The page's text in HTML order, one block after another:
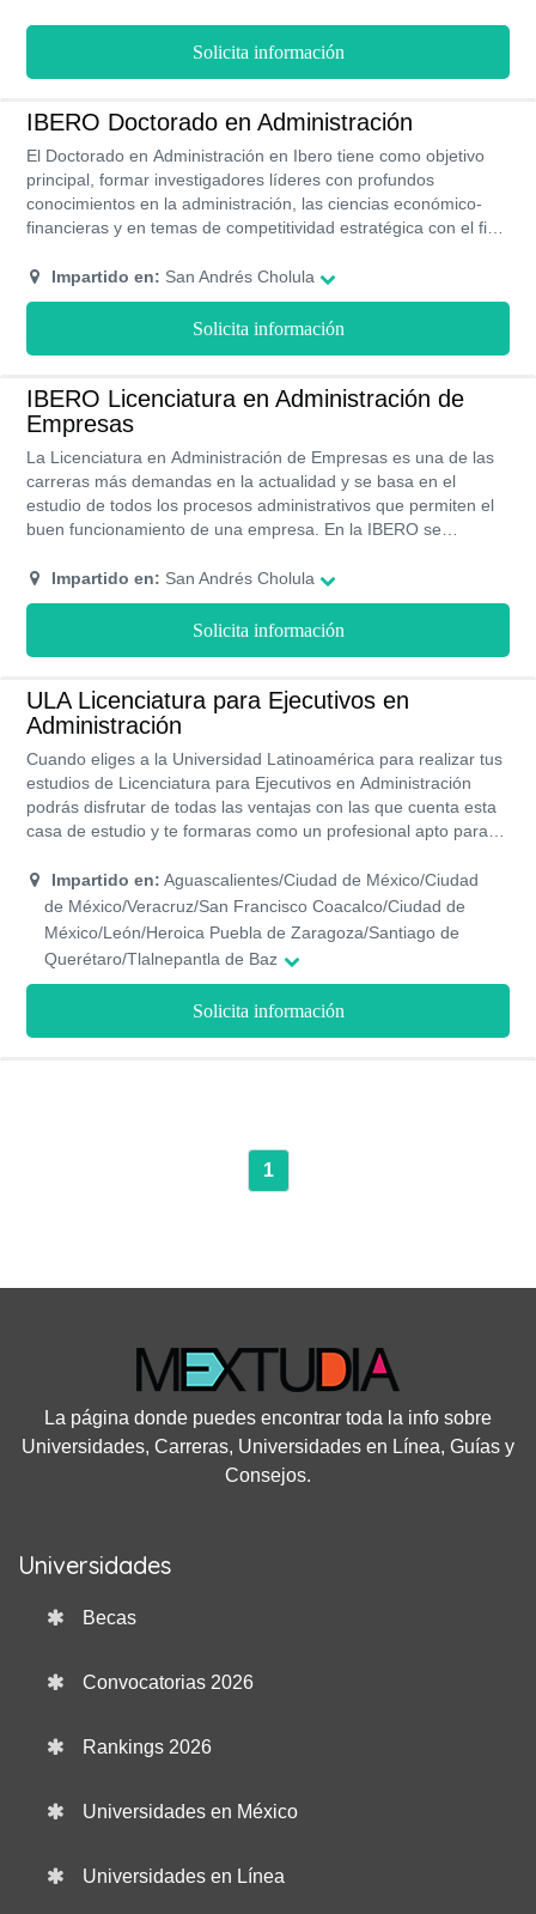
y ampliar el rango de comercialización tanto dentro como fuera
de las fronteras mexicanas. Todo esto, gracias a la inversión en
plataformas y recursos de alta de tecnología para tecnificar
todos los procesos relacionados con la producción. Cada unos
de los saberes y técnicas son impartidas de forma presencial
por docentes especializados.
Solicita información
IBERO Doctorado en Administración
El Doctorado en Administración en Ibero tiene como objetivo
principal, formar investigadores líderes con profundos
conocimientos en la administración, las ciencias económico-
financieras y en temas de competitividad estratégica con el fin
los problemas de una empresa u organización. Tiene una
duración de tres años en su modalidad presencial donde
ofrecen becas y ayudas de financiamiento que hacen que sus
colegiaturas sean accesibles.
Impartido en: San Andrés Cholula
Solicita información
IBERO Licenciatura en Administración de
Empresas
La Licenciatura en Administración de Empresas es una de las
carreras más demandas en la actualidad y se basa en el
estudio de todos los procesos administrativos que permiten el
buen funcionamiento de una empresa. En la IBERO se
gestionar, administrar y coordinar todas las áreas de una
empresa. Esta licenciatura se imparte de manera presencial y
tiene un plan de estudios conformado por semestres.
Impartido en: San Andrés Cholula
Solicita información
ULA Licenciatura para Ejecutivos en
Administración
Cuando eliges a la Universidad Latinoamérica para realizar tus
estudios de Licenciatura para Ejecutivos en Administración
podrás disfrutar de todas las ventajas con las que cuenta esta
casa de estudio y te formaras como un profesional apto para
modalidades de estudio que te permiten estudiar sin descuidar
el resto de tus actividades, programas con valides y
reconocimiento oficial prácticas de casos reales que te
permiten obtener una experiencia previa a tu salida laboral y
ayudas económicas para que puedas formarte
Impartido en: Aguascalientes/Ciudad de México/Ciudad
de México/Veracruz/San Francisco Coacalco/Ciudad de
México/León/Heroica Puebla de Zaragoza/Santiago de
Querétaro/Tlalnepantla de Baz
Solicita información
1
La página donde puedes encontrar toda la info sobre
Universidades, Carreras, Universidades en Línea, Guías y
Consejos.
Universidades
Becas
Convocatorias 2026
Rankings 2026
Universidades en México
Universidades en Línea